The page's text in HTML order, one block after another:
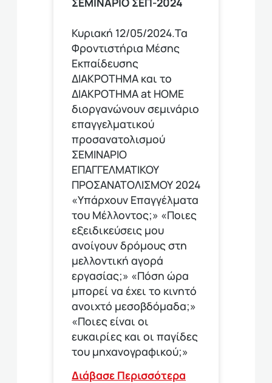
Κυριακή 12/05/2024.Τα
Φροντιστήρια Μέσης
Εκπαίδευσης
ΔΙΑΚΡΟΤΗΜΑ και το
ΔΙΑΚΡΟΤΗΜΑ at HOME
διοργανώνουν σεμινάριο
επαγγελματικού
προσανατολισμού
ΣΕΜΙΝΑΡΙΟ
ΕΠΑΓΓΕΛΜΑΤΙΚΟΥ
ΠΡΟΣΑΝΑΤΟΛΙΣΜΟΥ 2024
«Υπάρχουν Επαγγέλματα
του Μέλλοντος;» «Ποιες
εξειδικεύσεις μου
ανοίγουν δρόμους στη
μελλοντική αγορά
εργασίας;» «Πόση ώρα
μπορεί να έχει το κινητό
ανοιχτό μεσοβδόμαδα;»
«Ποιες είναι οι
ευκαιρίες και οι παγίδες
του μηχανογραφικού;»
Διάβασε Περισσότερα